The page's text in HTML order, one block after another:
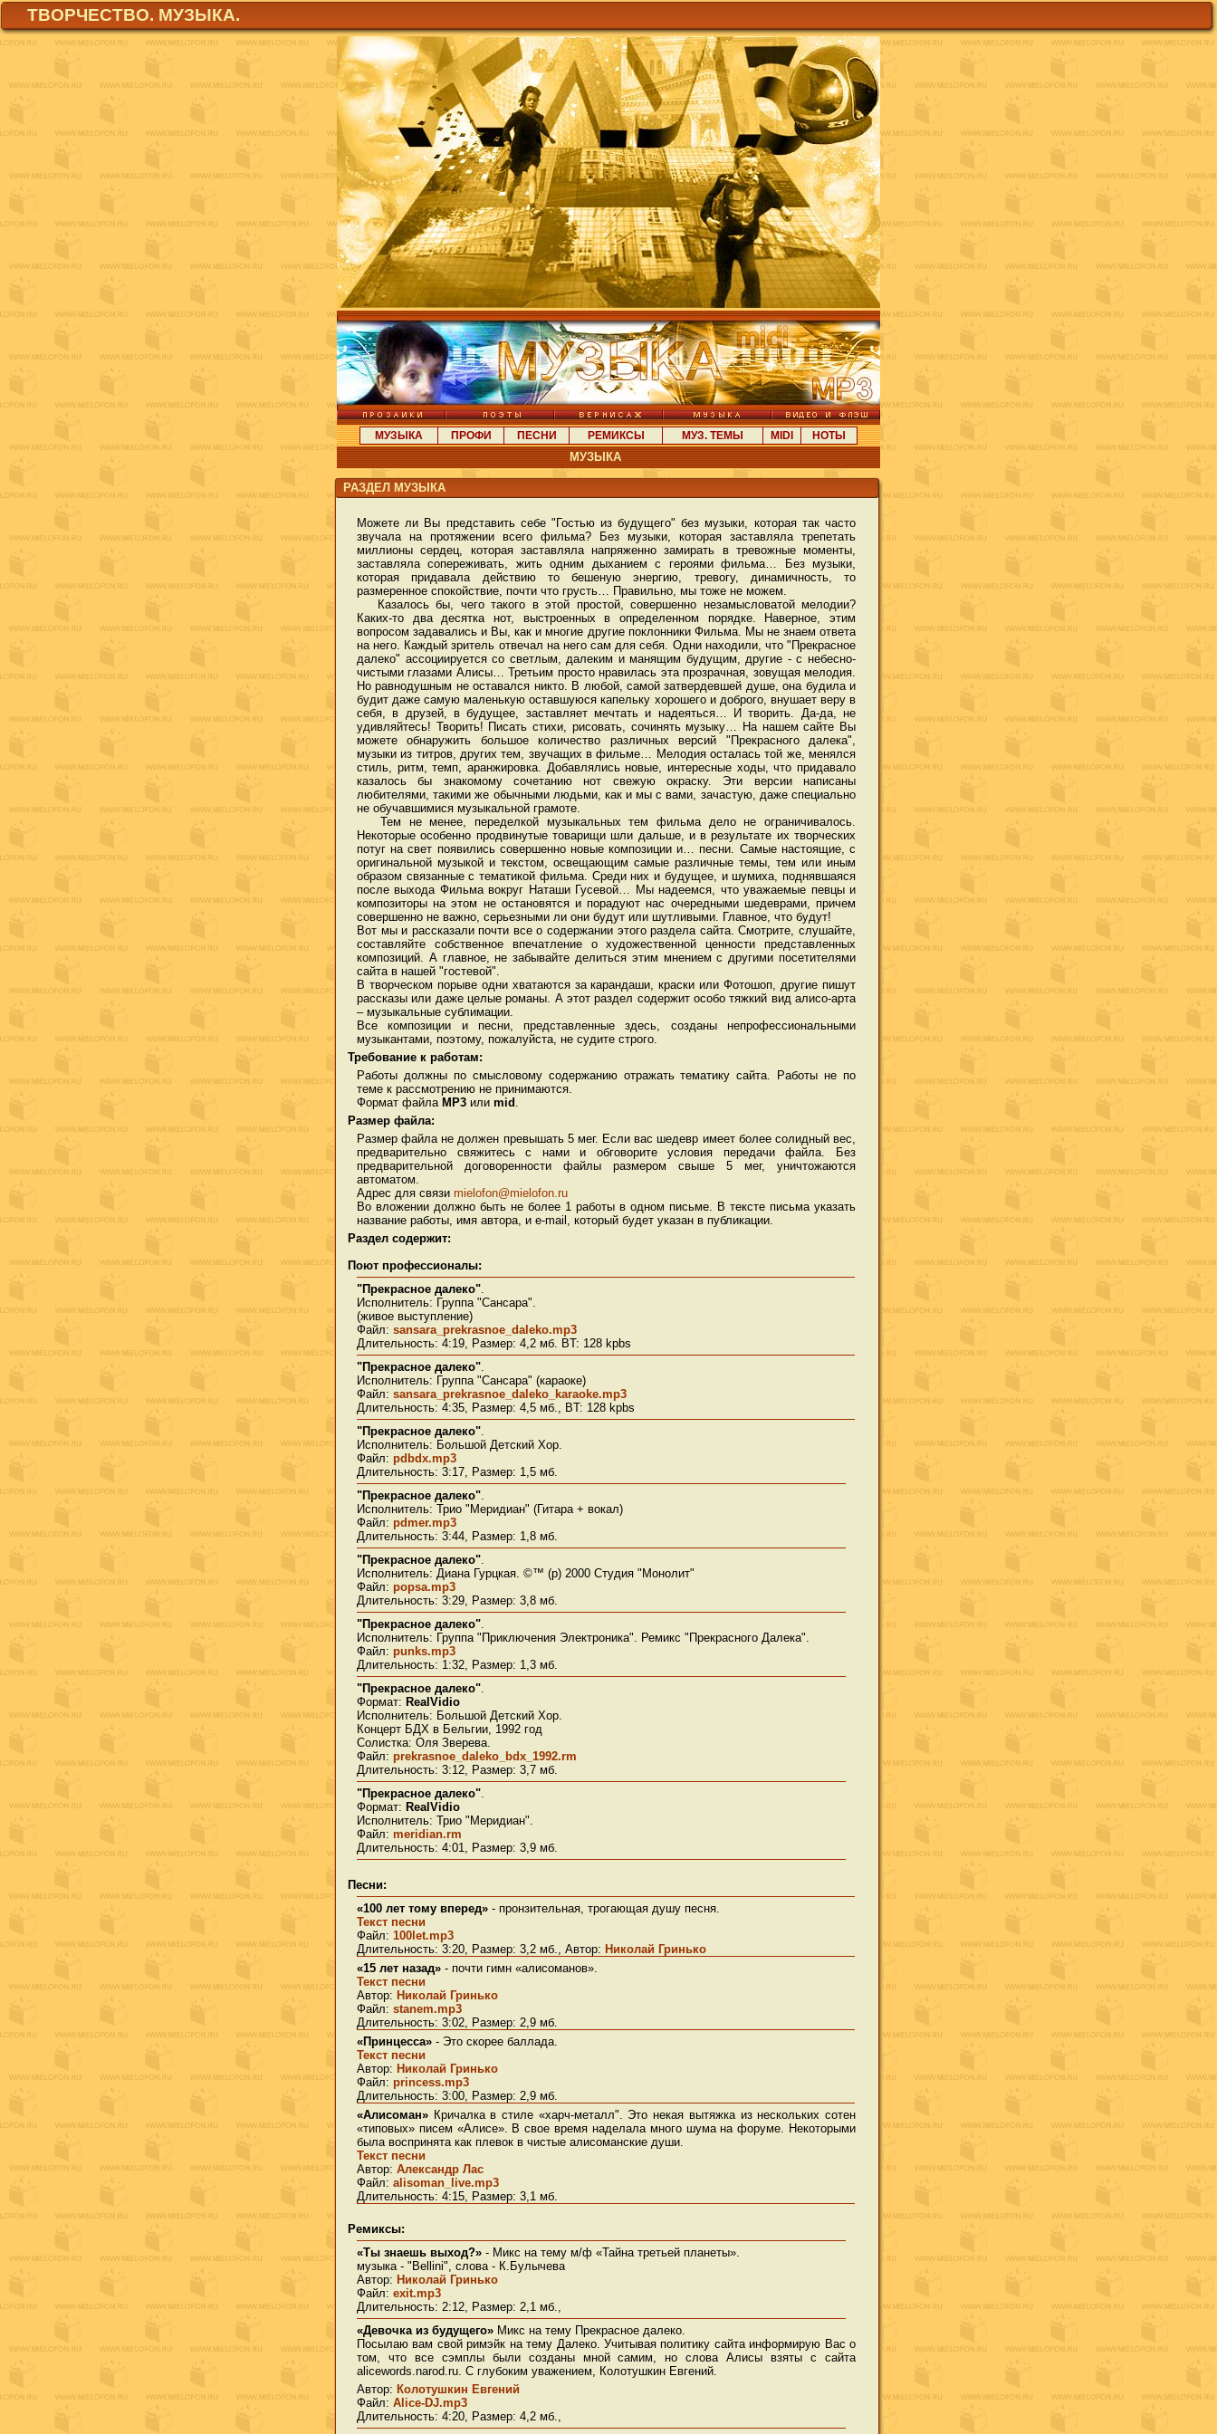
ТВОРЧЕСТВО. МУЗЫКА.
МУЗЫКА ПРОФИ ПЕСНИ РЕМИКСЫ МУЗ. ТЕМЫ MIDI НОТЫ
МУЗЫКА
РАЗДЕЛ МУЗЫКА
Можете ли Вы представить себе "Гостью из будущего" без музыки, которая так часто
звучала на протяжении всего фильма? Без музыки, которая заставляла трепетать
миллионы сердец, которая заставляла напряженно замирать в тревожные моменты,
заставляла сопереживать, жить одним дыханием с героями фильма… Без музыки,
которая придавала действию то бешеную энергию, тревогу, динамичность, то
размеренное спокойствие, почти что грусть… Правильно, мы тоже не можем.
Казалось бы, чего такого в этой простой, совершенно незамысловатой мелодии?
Каких-то два десятка нот, выстроенных в определенном порядке. Наверное, этим
вопросом задавались и Вы, как и многие другие поклонники Фильма. Мы не знаем ответа
на него. Каждый зритель отвечал на него сам для себя. Одни находили, что "Прекрасное
далеко" ассоциируется со светлым, далеким и манящим будущим, другие - с небесно-
чистыми глазами Алисы… Третьим просто нравилась эта прозрачная, зовущая мелодия.
Но равнодушным не оставался никто. В любой, самой затвердевшей душе, она будила и
будит даже самую маленькую оставшуюся капельку хорошего и доброго, внушает веру в
себя, в друзей, в будущее, заставляет мечтать и надеяться… И творить. Да-да, не
удивляйтесь! Творить! Писать стихи, рисовать, сочинять музыку… На нашем сайте Вы
можете обнаружить большое количество различных версий "Прекрасного далека",
музыки из титров, других тем, звучащих в фильме… Мелодия осталась той же, менялся
стиль, ритм, темп, аранжировка. Добавлялись новые, интересные ходы, что придавало
казалось бы знакомому сочетанию нот свежую окраску. Эти версии написаны
любителями, такими же обычными людьми, как и мы с вами, зачастую, даже специально
не обучавшимися музыкальной грамоте.
Тем не менее, переделкой музыкальных тем фильма дело не ограничивалось.
Некоторые особенно продвинутые товарищи шли дальше, и в результате их творческих
потуг на свет появились совершенно новые композиции и… песни. Самые настоящие, с
оригинальной музыкой и текстом, освещающим самые различные темы, тем или иным
образом связанные с тематикой фильма. Среди них и будущее, и шумиха, поднявшаяся
после выхода Фильма вокруг Наташи Гусевой… Мы надеемся, что уважаемые певцы и
композиторы на этом не остановятся и порадуют нас очередными шедеврами, причем
совершенно не важно, серьезными ли они будут или шутливыми. Главное, что будут!
Вот мы и рассказали почти все о содержании этого раздела сайта. Смотрите, слушайте,
составляйте собственное впечатление о художественной ценности представленных
композиций. А главное, не забывайте делиться этим мнением с другими посетителями
сайта в нашей "гостевой".
В творческом порыве одни хватаются за карандаши, краски или Фотошоп, другие пишут
рассказы или даже целые романы. А этот раздел содержит особо тяжкий вид алисо-арта
– музыкальные сублимации.
Все композиции и песни, представленные здесь, созданы непрофессиональными
музыкантами, поэтому, пожалуйста, не судите строго.
Требование к работам:
Работы должны по смысловому содержанию отражать тематику сайта. Работы не по
теме к рассмотрению не принимаются.
Формат файла МР3 или mid .
Размер файла:
Размер файла не должен превышать 5 мег. Если вас шедевр имеет более солидный вес,
предварительно свяжитесь с нами и обговорите условия передачи файла. Без
предварительной договоренности файлы размером свыше 5 мег, уничтожаются
автоматом.
Адрес для связи mielofon@mielofon.ru
Во вложении должно быть не более 1 работы в одном письме. В тексте письма указать
название работы, имя автора, и e-mail, который будет указан в публикации.
Раздел содержит:
Поют профессионалы:
"Прекрасное далеко".
Исполнитель: Группа "Сансара".
(живое выступление)
Файл: sansara_prekrasnoe_daleko.mp3
Длительность: 4:19, Размер: 4,2 мб. BT: 128 kpbs
"Прекрасное далеко".
Исполнитель: Группа "Сансара" (караоке)
Файл: sansara_prekrasnoe_daleko_karaoke.mp3
Длительность: 4:35, Размер: 4,5 мб., BT: 128 kpbs
"Прекрасное далеко".
Исполнитель: Большой Детский Хор.
Файл: pdbdx.mp3
Длительность: 3:17, Размер: 1,5 мб.
"Прекрасное далеко".
Исполнитель: Трио "Меридиан" (Гитара + вокал)
Файл: pdmer.mp3
Длительность: 3:44, Размер: 1,8 мб.
"Прекрасное далеко".
Исполнитель: Диана Гурцкая. ©™ (p) 2000 Студия "Монолит"
Файл: popsa.mp3
Длительность: 3:29, Размер: 3,8 мб.
"Прекрасное далеко".
Исполнитель: Группа "Приключения Электроника". Ремикс "Прекрасного Далека".
Файл: punks.mp3
Длительность: 1:32, Размер: 1,3 мб.
"Прекрасное далеко".
Формат: RealVidio
Исполнитель: Большой Детский Хор.
Концерт БДХ в Бельгии, 1992 год
Солистка: Оля Зверева.
Файл: prekrasnoe_daleko_bdx_1992.rm
Длительность: 3:12, Размер: 3,7 мб.
"Прекрасное далеко".
Формат: RealVidio
Исполнитель: Трио "Меридиан".
Файл: meridian.rm
Длительность: 4:01, Размер: 3,9 мб.
Песни:
«100 лет тому вперед» - пронзительная, трогающая душу песня.
Текст песни
Файл: 100let.mp3
Длительность: 3:20, Размер: 3,2 мб., Автор: Николай Гринько
«15 лет назад» - почти гимн «алисоманов».
Текст песни
Автор: Николай Гринько
Файл: stanem.mp3
Длительность: 3:02, Размер: 2,9 мб.
«Принцесса» - Это скорее баллада.
Текст песни
Автор: Николай Гринько
Файл: princess.mp3
Длительность: 3:00, Размер: 2,9 мб.
«Алисоман» Кричалка в стиле «харч-металл". Это некая вытяжка из нескольких сотен
«типовых» писем «Алисе». В свое время наделала много шума на форуме. Некоторыми
была воспринята как плевок в чистые алисоманские души.
Текст песни
Автор: Александр Лас
Файл: alisoman_live.mp3
Длительность: 4:15, Размер: 3,1 мб.
Ремиксы:
«Ты знаешь выход?» - Микс на тему м/ф «Тайна третьей планеты».
музыка - "Bellini", cлова - К.Булычева
Автор: Николай Гринько
Файл: exit.mp3
Длительность: 2:12, Размер: 2,1 мб.,
«Девочка из будущего» Микс на тему Прекрасное далеко.
Посылаю вам свой римэйк на тему Далеко. Учитывая политику сайта информирую Вас о
том, что все сэмплы были созданы мной самим, но слова Алисы взяты с сайта
alicewords.narod.ru. С глубоким уважением, Колотушкин Евгений.
Автор: Колотушкин Евгений
Файл: Alice-DJ.mp3
Длительность: 4:20, Размер: 4,2 мб.,